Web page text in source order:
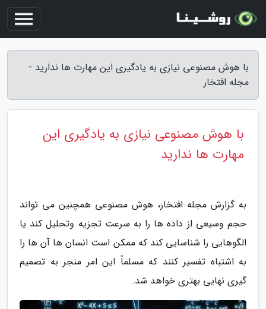
با هوش مصنوعی نیازی به یادگیری این مهارت ها ندارید -
مجله افتخار
با هوش مصنوعی نیازی به یادگیری این
مهارت ها ندارید
به گزارش مجله افتخار، هوش مصنوعی همچنین می تواند
حجم وسیعی از داده ها را به سرعت تجزیه وتحلیل کند یا
الگوهایی را شناسایی کند که ممکن است انسان ها آن ها را
به اشتباه تفسیر کنند که مسلماً این امر منجر به تصمیم
گیری نهایی بهتری خواهد شد.